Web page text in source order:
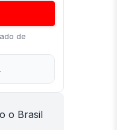
de
o Brasil